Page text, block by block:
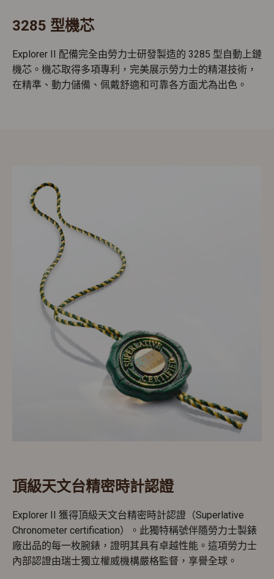
3285 型機芯
Explorer II 配備完全由勞力士研發製造的 3285 型自動上鏈
機芯。機芯取得多項專利，完美展示勞力士的精湛技術，
在精準、動力儲備、佩戴舒適和可靠各方面尤為出色。
頂級天文台精密時計認證
Explorer II 獲得頂級天文台精密時計認證（Superlative
Chronometer certification）。此獨特稱號伴隨勞力士製錶
廠出品的每一枚腕錶，證明其具有卓越性能。這項勞力士
內部認證由瑞士獨立權威機構嚴格監督，享譽全球。